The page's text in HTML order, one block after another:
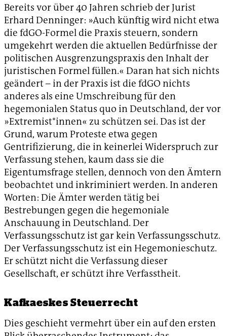
Bereits vor über 40 Jahren schrieb der Jurist
Erhard Denninger: »Auch künftig wird nicht etwa
die fdGO-Formel die Praxis steuern, sondern
umgekehrt werden die aktuellen Bedürfnisse der
politischen Ausgrenzungspraxis den Inhalt der
juristischen Formel füllen.« Daran hat sich nichts
geändert – in der Praxis ist die fdGO nichts
anderes als eine Umschreibung für den
hegemonialen Status quo in Deutschland, der vor
»Extremist*innen« zu schützen sei. Das ist der
Grund, warum Proteste etwa gegen
Gentrifizierung, die in keinerlei Widerspruch zur
Verfassung stehen, kaum dass sie die
Eigentumsfrage stellen, dennoch von den Ämtern
beobachtet und inkriminiert werden. In anderen
Worten: Die Ämter werden tätig bei
Bestrebungen gegen die hegemoniale
Anschauung in Deutschland. Der
Verfassungsschutz ist gar kein Verfassungsschutz.
Der Verfassungsschutz ist ein Hegemonieschutz.
Er schützt nicht die Verfassung dieser
Gesellschaft, er schützt ihre Verfasstheit.
Kafkaeskes Steuerrecht
Dies geschieht vermehrt über ein auf den ersten